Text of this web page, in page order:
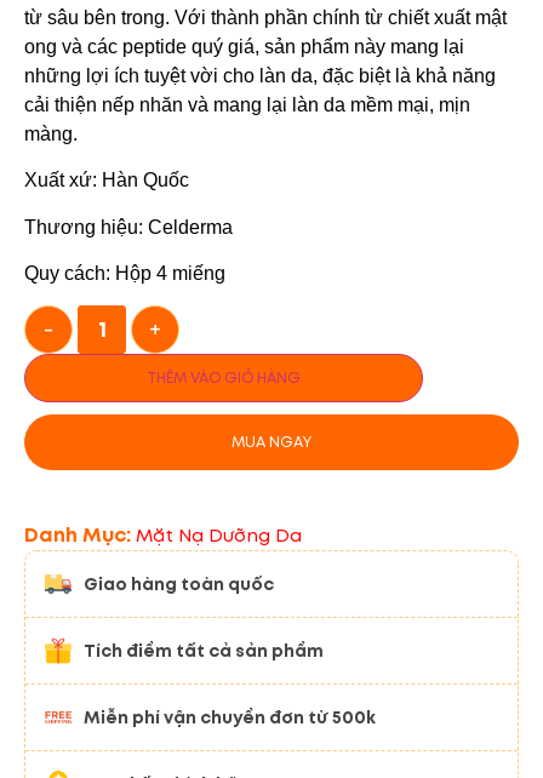
từ sâu bên trong. Với thành phần chính từ chiết xuất mật
ong và các peptide quý giá, sản phẩm này mang lại
những lợi ích tuyệt vời cho làn da, đặc biệt là khả năng
cải thiện nếp nhăn và mang lại làn da mềm mại, mịn
màng.
Xuất xứ: Hàn Quốc
Thương hiệu: Celderma
Quy cách: Hộp 4 miếng
- +
THÊM VÀO GIỎ HÀNG
MUA NGAY
Danh Mục:Mặt Nạ Dưỡng Da
Giao hàng toàn quốc
Tích điểm tất cả sản phẩm
Miễn phí vận chuyển đơn từ 500k